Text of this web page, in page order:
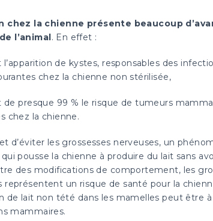
chez la chienne présente beaucoup
l’animal. En effet :
l’apparition de kystes, responsables des
chez la chienne non stérilisée,
de presque 99 % le risque de tumeurs
chez la chienne.
d’éviter les grossesses nerveuses, un
pousse la chienne à produire du lait sans
des modifications de comportement, les
représentent un risque de santé pour la
de lait non tété dans les mamelles peut être à
mammaires.